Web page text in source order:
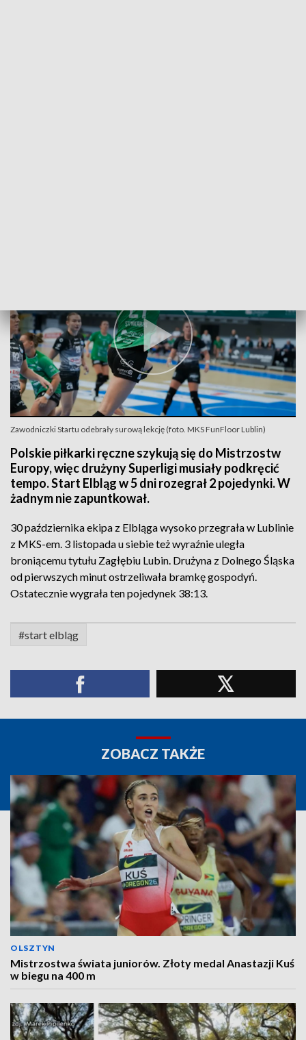
Zawodniczki Startu odebrały surową lekcję (foto. MKS FunFloor Lublin)
Polskie piłkarki ręczne szykują się do Mistrzostw
Europy, więc drużyny Superligi musiały podkręcić
tempo. Start Elbląg w 5 dni rozegrał 2 pojedynki. W
żadnym nie zapuntkował.
30 października ekipa z Elbląga wysoko przegrała w Lublinie
z MKS-em. 3 listopada u siebie też wyraźnie uległa
broniącemu tytułu Zagłębiu Lubin. Drużyna z Dolnego Śląska
od pierwszych minut ostrzeliwała bramkę gospodyń.
Ostatecznie wygrała ten pojedynek 38:13.
#start elbląg
ZOBACZ TAKŻE
OLSZTYN
Mistrzostwa świata juniorów. Złoty medal Anastazji Kuś
w biegu na 400 m